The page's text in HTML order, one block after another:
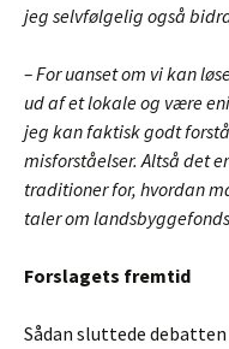
jeg selvfølgelig også
– For uanset om vi kan
ud af et lokale og være
jeg kan faktisk godt
misforståelser. Altså det
traditioner for, hvordan
taler om
Forslagets fremtid
Sådan sluttede